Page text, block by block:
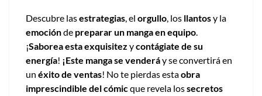
Descubre lasestrategias, el orgullo, los llantosy la
emociónde preparar un manga en equipo.
¡Saborea esta exquisitez ycontágiate de su
energía! ¡Este manga se venderáy se convertirá en
un éxito de ventas! No te pierdas estaobra
imprescindible del cómicque revela lossecretos